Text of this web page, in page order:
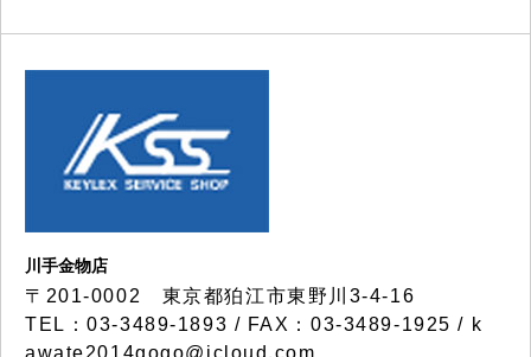
川手金物店
〒201-0002 東京都狛江市東野川3-4-16
TEL：03-3489-1893 / FAX：03-3489-1925 / k
awate2014gogo@icloud.com